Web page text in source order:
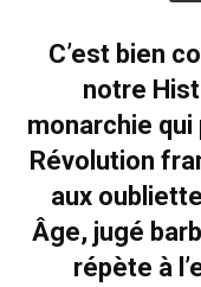
C’est bien
notre
monarchie
Révolution
aux
Âge, jugé
répète à